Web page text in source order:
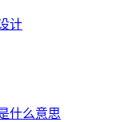
计
什么意思